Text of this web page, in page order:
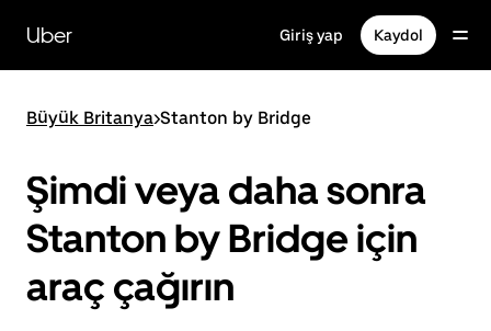
içeriğe
gidinUber Giriş yap Kaydol
Büyük Britanya>Stanton by Bridge
Şimdi veya daha sonra
Stanton by Bridge için
araç çağırın